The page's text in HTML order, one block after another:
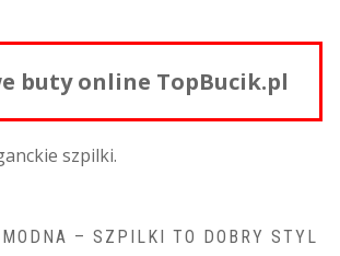
buty online TopBucik.pl
szpilki.
MODNA – SZPILKI TO DOBRY STYL